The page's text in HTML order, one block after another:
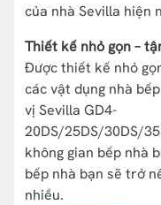
của nhà Sevilla hiện
Thiết kế nhỏ gọn –
Được thiết kế nhỏ
các vật dụng nhà
vị Sevilla GD4-
20DS/25DS/30DS/
không gian bếp nhà
bếp nhà bạn sẽ trở
nhiều.